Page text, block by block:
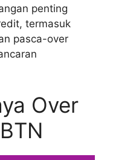
penting
termasuk
pasca-over
Over